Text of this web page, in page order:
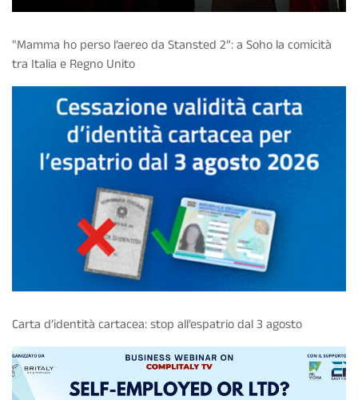
"Mamma ho perso l’aereo da Stansted 2”: a Soho la comicità
tra Italia e Regno Unito
Carta d’identità cartacea: stop all’espatrio dal 3 agosto